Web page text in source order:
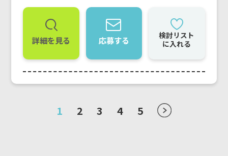
詳細を見る 応募する
検討リスト
に入れる
1 2 3 4 5